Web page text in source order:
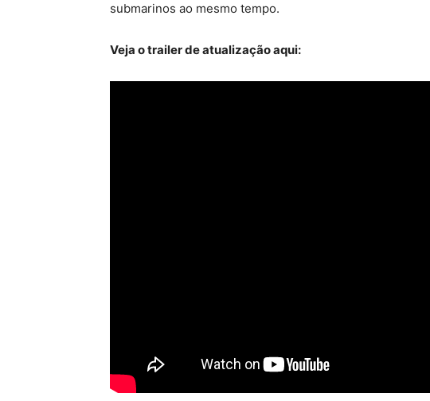
submarinos ao mesmo tempo.
Veja o trailer de atualização aqui: